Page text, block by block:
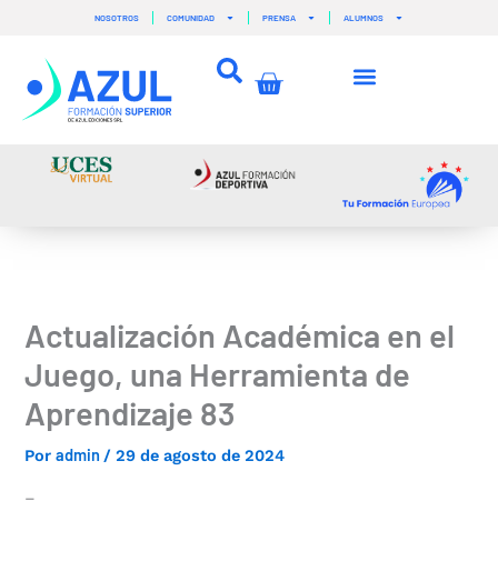
contenido
NOSOTROS COMUNIDAD PRENSA ALUMNOS
Carrito
Actualización Académica en el
Juego, una Herramienta de
Aprendizaje 83
Poradmin /29 de agosto de 2024
–